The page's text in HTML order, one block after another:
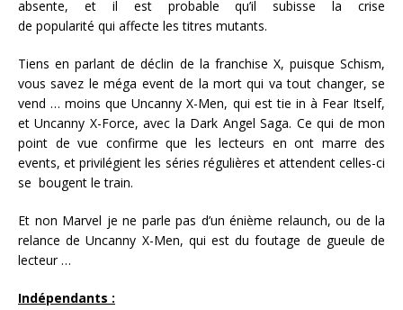
absente, et il est probable qu’il subisse la crise
de popularité qui affecte les titres mutants.
Tiens en parlant de déclin de la franchise X, puisque Schism,
vous savez le méga event de la mort qui va tout changer, se
vend … moins que Uncanny X-Men, qui est tie in à Fear Itself,
et Uncanny X-Force, avec la Dark Angel Saga. Ce qui de mon
point de vue confirme que les lecteurs en ont marre des
events, et privilégient les séries régulières et attendent celles-ci
se bougent le train.
Et non Marvel je ne parle pas d’un énième relaunch, ou de la
relance de Uncanny X-Men, qui est du foutage de gueule de
lecteur …
Indépendants :